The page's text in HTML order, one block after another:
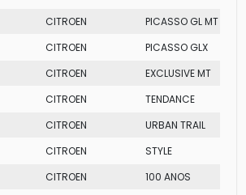
CITROEN
PICASSO GL MT
CITROEN
PICASSO GLX
CITROEN
EXCLUSIVE MT
CITROEN
TENDANCE
CITROEN
URBAN TRAIL
CITROEN
STYLE
CITROEN
100 ANOS